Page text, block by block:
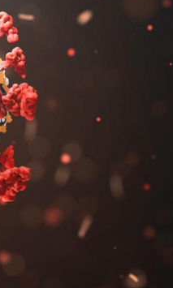
Les
protègent-
La sieste